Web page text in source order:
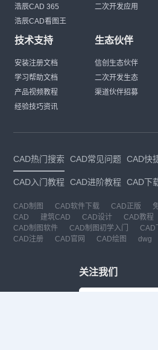
浩辰CAD 365
浩辰CAD看图王
二次开发应用
技术支持
安装注册文档
学习帮助文档
产品视频教程
经验技巧资讯
生态伙伴
信创生态伙伴
二次开发生态
渠道伙伴招募
CAD热门搜索 CAD常见问题 CAD快
CAD入门教程 CAD进阶教程 CAD下
CAD制图 CAD软件下载 CAD正版
CAD
建筑CAD CAD设计 CAD教程
CAD制图软件
CAD制图初学入门 CAD
CAD注册
CAD官网 CAD绘图 dwg
关注我们